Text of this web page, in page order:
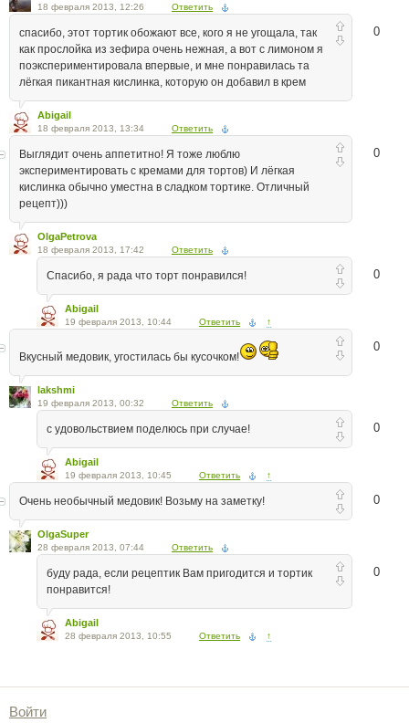
18 февраля 2013, 12:26 Ответить
0
cпасибо, этот тортик обожают все, кого я не угощала, так
как прослойка из зефира очень нежная, а вот с лимоном я
поэкспериментировала впервые, и мне понравилась та
лёгкая пикантная кислинка, которую он добавил в крем
Abigail
18 февраля 2013, 13:34 Ответить
0
Выглядит очень аппетитно! Я тоже люблю
экспериментировать с кремами для тортов) И лёгкая
кислинка обычно уместна в сладком тортике. Отличный
рецепт)))
OlgaPetrova
18 февраля 2013, 17:42 Ответить
0
Спасибо, я рада что торт понравился!
Abigail
19 февраля 2013, 10:44 Ответить ↑
0
Вкусный медовик, угостилась бы кусочком!
lakshmi
19 февраля 2013, 00:32 Ответить
0
с удовольствием поделюсь при случае!
Abigail
19 февраля 2013, 10:45 Ответить ↑
0
Очень необычный медовик! Возьму на заметку!
OlgaSuper
28 февраля 2013, 07:44 Ответить
0
буду рада, если рецептик Вам пригодится и тортик
понравится!
Abigail
28 февраля 2013, 10:55 Ответить ↑
Войти